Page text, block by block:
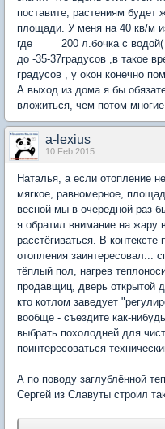
поставите, растениям будет
площади. У меня на 40 кв/м
где 200 л.бочка с водой(
до -35-37градусов ,в такое
градусов , у окон конечно
А выход из дома я бы
вложиться, чем потом
a-lexius
10 Feb 2015
Наталья, а если отопление
мягкое, равномерное,
весной мы в очередной раз
я обратил внимание на
расстёгиваться. В
отопления заинтересовал...
тёплый пол, нагрев
продавщиц, дверь открытой
кто котлом заведует
вообще - съездите как-
выбрать похолодней для
поинтересоваться
А по поводу заглублённой
Сергей из Славуты строил